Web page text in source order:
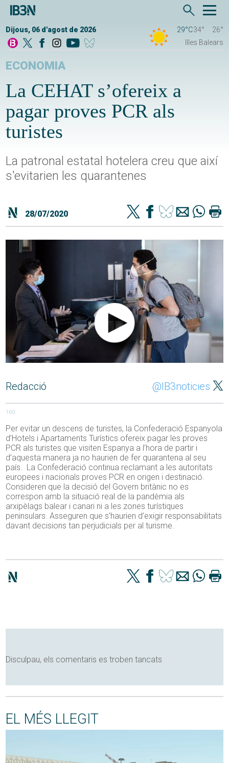
Dijous, 06 d'agost de 2026 29°C34°
26°
Illes Balears
ECONOMIA
La CEHAT s’ofereix a
pagar proves PCR als
turistes
La patronal estatal hotelera creu que així
s'evitarien les quarantenes
28/07/2020
Redacció @IB3noticies
160
Per evitar un descens de turistes, la Confederació Espanyola
d’Hotels i Apartaments Turístics ofereix pagar les proves
PCR als turistes que visiten Espanya a l’hora de partir i
d’aquesta manera ja no haurien de fer quarantena al seu
país. La Confederació continua reclamant a les autoritats
europees i nacionals proves PCR en origen i destinació.
Consideren que la decisió del Govern britànic no es
correspon amb la situació real de la pandèmia als
arxipèlags balear i canari ni a les zones turístiques
peninsulars. Asseguren que s’haurien d’exigir responsabilitats
davant decisions tan perjudicials per al turisme.
Disculpau, els comentaris es troben tancats
EL MÉS LLEGIT